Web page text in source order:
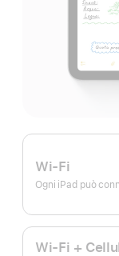
Wi-Fi
Ogni iPad può
Wi-Fi +